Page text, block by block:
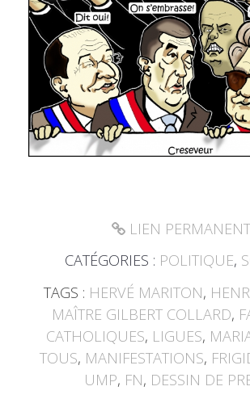
LIEN PERMANENT
CATÉGORIES : POLITIQUE,
TAGS : HERVÉ MARITON,
MAÎTRE GILBERT COLLARD,
CATHOLIQUES, LIGUES,
TOUS, MANIFESTATIONS,
UMP, FN, DESSIN DE